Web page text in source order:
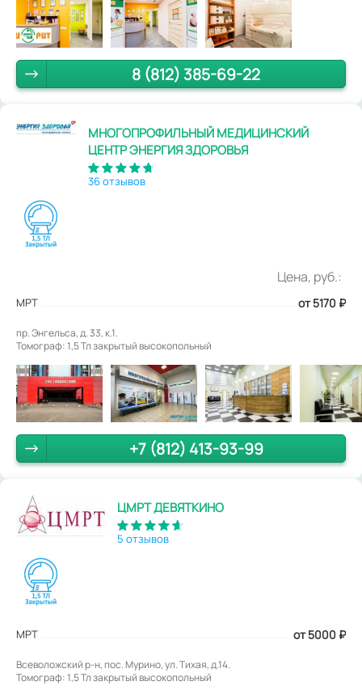
8 (812) 385-69-22
МНОГОПРОФИЛЬНЫЙ МЕДИЦИНСКИЙ
ЦЕНТР ЭНЕРГИЯ ЗДОРОВЬЯ
36 отзывов
Цена, руб.:
МРТ от 5170 ₽
пр. Энгельса, д. 33, к.1.
Томограф: 1,5 Тл закрытый высокопольный
+7 (812) 413-93-99
ЦМРТ ДЕВЯТКИНО
5 отзывов
МРТ от 5000 ₽
Всеволожский р-н, пос. Мурино, ул. Тихая, д.14.
Томограф: 1,5 Тл закрытый высокопольный